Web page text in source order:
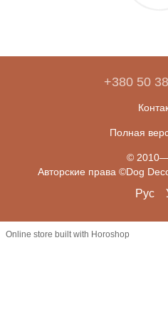
+380 50
Полная
©
Авторские права ©Dog
Рус
Online store built with Horoshop